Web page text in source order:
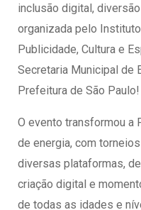
inclusão digital,
organizada pelo
Publicidade, Cultura e
Secretaria Municipal de
Prefeitura de São Paulo!
O evento transformou a
de energia, com
diversas plataformas,
criação digital e
de todas as idades e